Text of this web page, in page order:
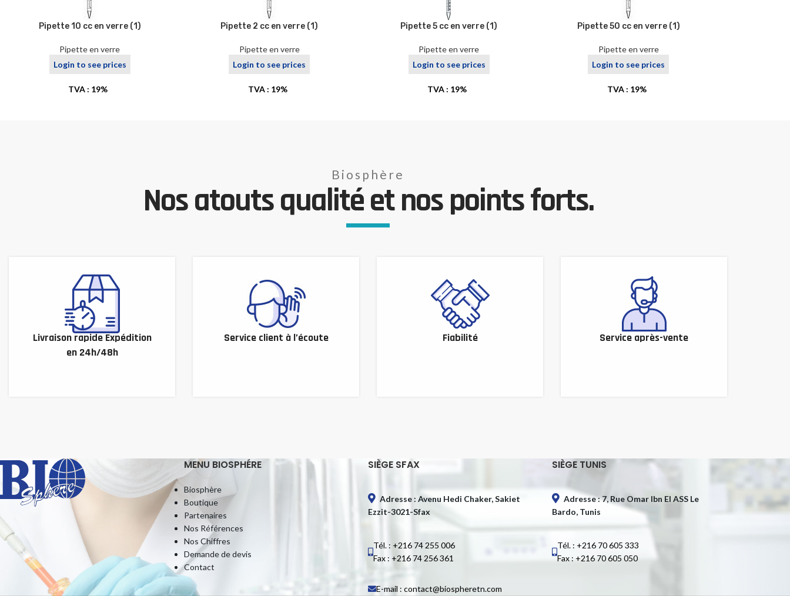
Pipette 10 cc en verre (1)
Pipette en verre
Login to see prices
TVA : 19%
Pipette 2 cc en verre (1)
Pipette en verre
Login to see prices
TVA : 19%
Pipette 5 cc en verre (1)
Pipette en verre
Login to see prices
TVA : 19%
Pipette 50 cc en verre (1)
Pipette en verre
Login to see prices
TVA : 19%
Biosphère
Nos atouts qualité et nos points forts.
Livraison rapide Expédition
en 24h/48h
Service client à l’écoute Fiabilité Service après-vente
MENU BIOSPHÉRE
Biosphère
Boutique
Partenaires
Nos Références
Nos Chiffres
Demande de devis
Contact
SIÈGE SFAX
Adresse : Avenu Hedi Chaker, Sakiet
Ezzit-3021-Sfax
Tél. : +216 74 255 006
Fax : +216 74 256 361
E-mail : contact@biospheretn.com
SIÈGE TUNIS
Adresse : 7, Rue Omar Ibn El ASS Le
Bardo, Tunis
Tél. : +216 70 605 333
Fax : +216 70 605 050